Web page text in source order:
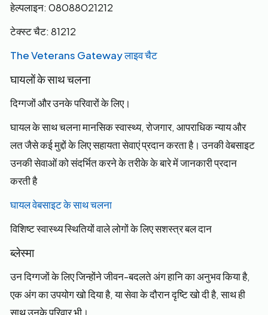
हेल्पलाइन: 08088021212
टेक्स्ट चैट: 81212
The Veterans Gateway लाइव चैट
घायलों के साथ चलना
दिग्गजों और उनके परिवारों के लिए।
घायल के साथ चलना मानसिक स्वास्थ्य, रोजगार, आपराधिक न्याय और
लत जैसे कई मुद्दों के लिए सहायता सेवाएं प्रदान करता है। उनकी वेबसाइट
उनकी सेवाओं को संदर्भित करने के तरीके के बारे में जानकारी प्रदान
करती है
घायल वेबसाइट के साथ चलना
विशिष्ट स्वास्थ्य स्थितियों वाले लोगों के लिए सशस्त्र बल दान
ब्लेस्मा
उन दिग्गजों के लिए जिन्होंने जीवन-बदलते अंग हानि का अनुभव किया है,
एक अंग का उपयोग खो दिया है, या सेवा के दौरान दृष्टि खो दी है, साथ ही
साथ उनके परिवार भी।